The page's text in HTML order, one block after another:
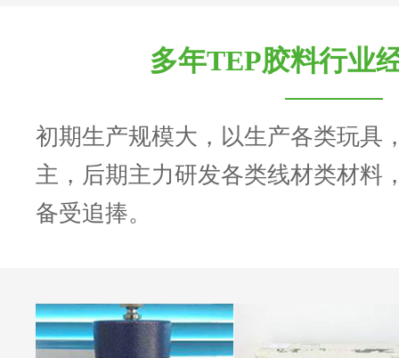
多年TEP胶料行业
初期生产规模大，以生产各类玩具
主，后期主力研发各类线材类材料
备受追捧。